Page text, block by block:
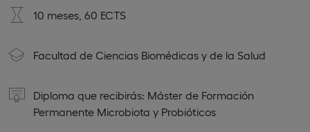
10 meses, 60 ECTS
Facultad de Ciencias Biomédicas y de la Salud
Diploma que recibirás: Máster de Formación
Permanente Microbiota y Probióticos